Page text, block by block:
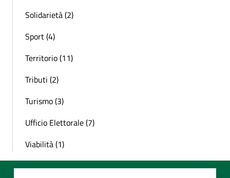
Solidarietà (2)
Sport (4)
Territorio (11)
Tributi (2)
Turismo (3)
Ufficio Elettorale (7)
Viabilità (1)